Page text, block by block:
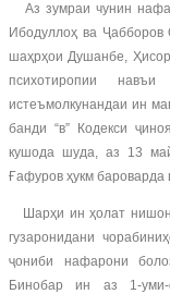
Аз зумраи чунин
Ибодуллоҳ ва
шаҳрҳои Душанбе,
психотиропии
истеъмолкунандаи ин
банди “в” Кодекси
кушода шуда, аз 13
Ғафуров ҳукм бароварда
Шарҳи ин ҳолат нишон
гузаронидани
ҷониби нафарони
Бинобар ин аз 1-